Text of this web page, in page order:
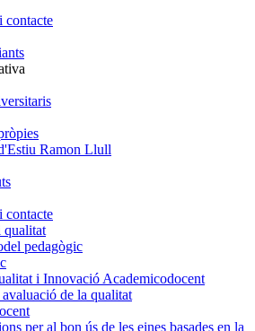
contacte
Ramon Llull
contacte
qualitat
pedagògic
i Innovació Academicodocent
de la qualitat
per al bon ús de les eines basades en la